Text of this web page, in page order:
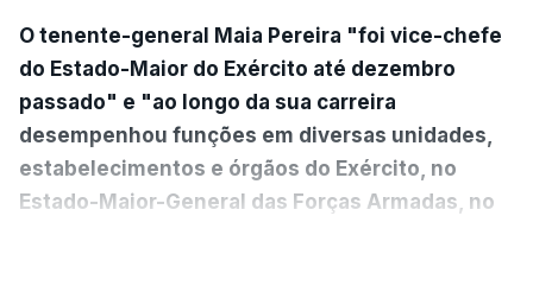
O tenente-general Maia Pereira "foi vice-chefe
do Estado-Maior do Exército até dezembro
passado" e "ao longo da sua carreira
desempenhou funções em diversas unidades,
estabelecimentos e órgãos do Exército, no
Estado-Maior-General das Forças Armadas, no